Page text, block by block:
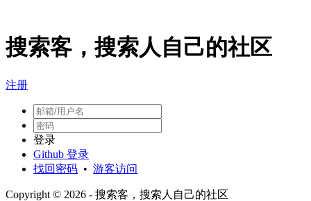
搜索客，搜索人自己的社区
注册
登录
Github 登录
找回密码 • 游客访问
Copyright © 2026 - 搜索客，搜索人自己的社区